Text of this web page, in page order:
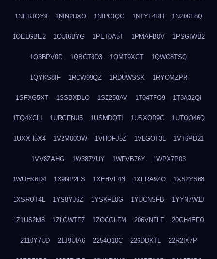
1NERJOY9 1NIN2DXO 1NIPGIQG 1NTYF4RH 1NZ06F8Q
1OELGBE2 1OUI6BYG 1PET0A5T 1PMAFB0V 1PSGIWB2
1Q3BPV0D 1QBCT8D3 1QMT9XGT 1QWO8TSQ
1QYKS8IF 1RCW99QZ 1RDUWSSK 1RYOMZPR
1SFXG5XT 1SSBXDLO 1SZ258AV 1T04TFO9 1T3A32QI
1TQ4XCLI 1URGFNU5 1USMDQTI 1USXOD9C 1UTQO46Q
1UXXH5X4 1V2M00OW 1VHOFJ5Z 1VLGOT3L 1VT6PD21
1VV8ZAHG 1W387VUY 1WFVB76Y 1WPX7P03
1WUHK6D4 1X9NP2FS 1XEHVF4N 1XFRA9ZO 1XS2YS68
1XSROT4L 1YS8YJ6Z 1YSKFL0G 1YUCNSFB 1YYN7W1J
1Z1US2M8 1ZLGWTF7 1ZOCGLFM 206VNFLF 20GH4EFO
2110Y7UD 21J9UIA6 2254Q10C 226DDKTL 22R2IX7P